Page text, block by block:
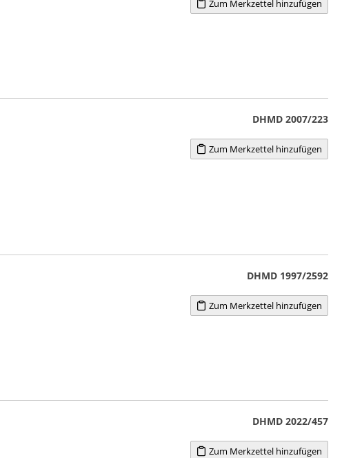
Zum Merkzettel hinzufügen
DHMD 2007/223
Zum Merkzettel hinzufügen
DHMD 1997/2592
Zum Merkzettel hinzufügen
DHMD 2022/457
Zum Merkzettel hinzufügen